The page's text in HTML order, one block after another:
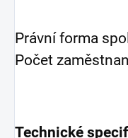
Právní forma
Počet
Technické